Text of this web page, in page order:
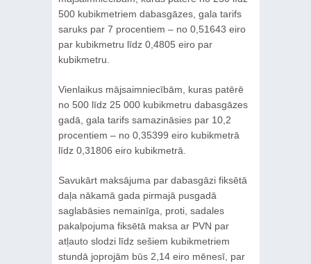
500 kubikmetriem dabasgāzes, gala tarifs
saruks par 7 procentiem – no 0,51643 eiro
par kubikmetru līdz 0,4805 eiro par
kubikmetru.
Vienlaikus mājsaimniecībām, kuras patērē
no 500 līdz 25 000 kubikmetru dabasgāzes
gadā, gala tarifs samazināsies par 10,2
procentiem – no 0,35399 eiro kubikmetrā
līdz 0,31806 eiro kubikmetrā.
Savukārt maksājuma par dabasgāzi fiksētā
daļa nākamā gada pirmajā pusgadā
saglabāsies nemainīga, proti, sadales
pakalpojuma fiksētā maksa ar PVN par
atļauto slodzi līdz sešiem kubikmetriem
stundā joprojām būs 2,14 eiro mēnesī, par